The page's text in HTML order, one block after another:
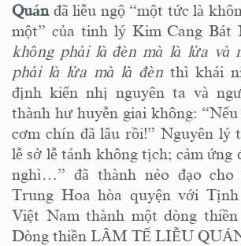
Quán đã liễu ngộ “một tức là
một” của tinh lý Kim Cang Bát
không phải là đèn mà là lửa và
phải là lửa mà là đèn thì khái
định kiến nhị nguyên ta và
thành hư huyễn giai không:
cơm chín đã lâu rồi!” Nguyên lý
lễ sở lễ tánh không tịch; cảm ứng
nghì…” đã thành nẻo đạo cho
Trung Hoa hòa quyện với
Việt Nam thành một dòng
Dòng thiền LÂM TẾ LIỄU